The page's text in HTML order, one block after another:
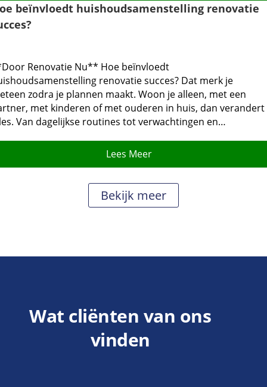
beïnvloedt huishoudsamenstelling renovatie
Renovatie Nu** Hoe beïnvloedt
renovatie succes? Dat merk je
zodra je plannen maakt.​ Woon je alleen, met een
met kinderen of met ouderen in huis, dan verandert
Van dagelijkse routines tot verwachtingen en…
Lees Meer
Bekijk meer
Wat cliënten van ons
vinden